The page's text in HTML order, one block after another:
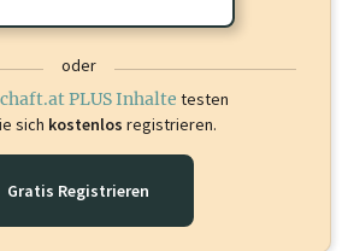
oder
PLUS Inhalte testen
sich kostenlos registrieren.
Gratis Registrieren